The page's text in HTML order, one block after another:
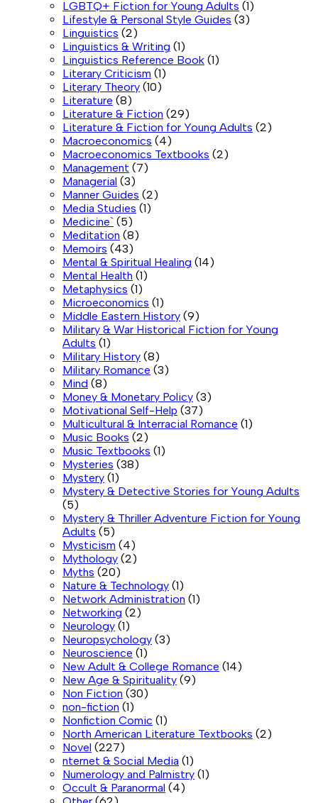
LGBTQ+ Fiction for Young Adults (1)
Lifestyle & Personal Style Guides (3)
Linguistics (2)
Linguistics & Writing (1)
Linguistics Reference Book (1)
Literary Criticism (1)
Literary Theory (10)
Literature (8)
Literature & Fiction (29)
Literature & Fiction for Young Adults (2)
Macroeconomics (4)
Macroeconomics Textbooks (2)
Management (7)
Managerial (3)
Manner Guides (2)
Media Studies (1)
Medicine` (5)
Meditation (8)
Memoirs (43)
Mental & Spiritual Healing (14)
Mental Health (1)
Metaphysics (1)
Microeconomics (1)
Middle Eastern History (9)
Military & War Historical Fiction for Young
Adults (1)
Military History (8)
Military Romance (3)
Mind (8)
Money & Monetary Policy (3)
Motivational Self-Help (37)
Multicultural & Interracial Romance (1)
Music Books (2)
Music Textbooks (1)
Mysteries (38)
Mystery (1)
Mystery & Detective Stories for Young Adults
(5)
Mystery & Thriller Adventure Fiction for Young
Adults (5)
Mysticism (4)
Mythology (2)
Myths (20)
Nature & Technology (1)
Network Administration (1)
Networking (2)
Neurology (1)
Neuropsychology (3)
Neuroscience (1)
New Adult & College Romance (14)
New Age & Spirituality (9)
Non Fiction (30)
non-fiction (1)
Nonfiction Comic (1)
North American Literature Textbooks (2)
Novel (227)
nternet & Social Media (1)
Numerology and Palmistry (1)
Occult & Paranormal (4)